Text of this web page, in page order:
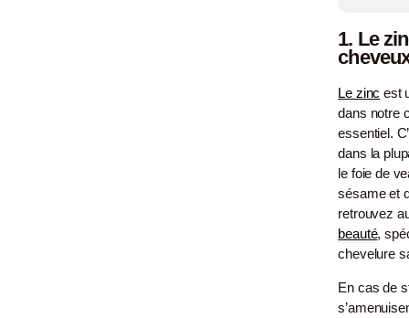
1. Le
Le zinc est
dans notre
essentiel.
dans la
le foie de
sésame et
retrouvez
beauté,
chevelure
En cas de